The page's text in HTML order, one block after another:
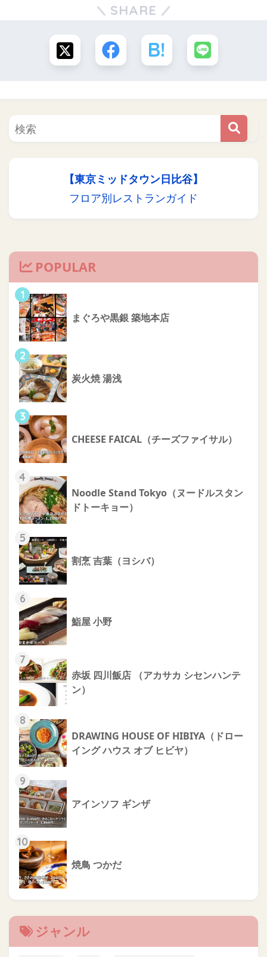
SHARE
【東京ミッドタウン日比谷】
フロア別レストランガイド
POPULAR
1
まぐろや黒銀 築地本店
2
炭火焼 湯浅
3
CHEESE FAICAL（チーズファイサル）
4
Noodle Stand Tokyo（ヌードルスタン
ドトーキョー）
5
割烹 吉葉（ヨシバ）
6
鮨屋 小野
7
赤坂 四川飯店 （アカサカ シセンハンテ
ン）
8
DRAWING HOUSE OF HIBIYA（ドロー
イング ハウス オブ ヒビヤ）
9
アインソフ ギンザ
10
焼鳥 つかだ
ジャンル